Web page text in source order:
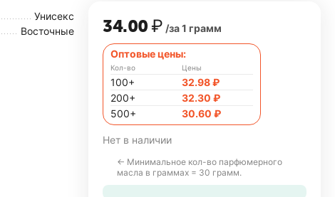
Унисекс
Восточные 34.00₽ /за 1 грамм
Оптовые цены:
Кол-во
100+
200+
500+
Цены
32.98₽
32.30 ₽
30.60 ₽
Нет в наличии
← Минимальное кол-во парфюмерного
масла в граммах = 30 грамм.